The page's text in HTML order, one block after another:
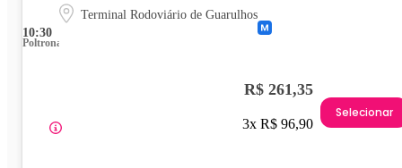
10:30
Terminal Rodoviário de Guarulhos
Poltrona
R$ 261,35
3x R$ 96,90
Selecionar